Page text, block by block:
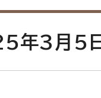
年3月5